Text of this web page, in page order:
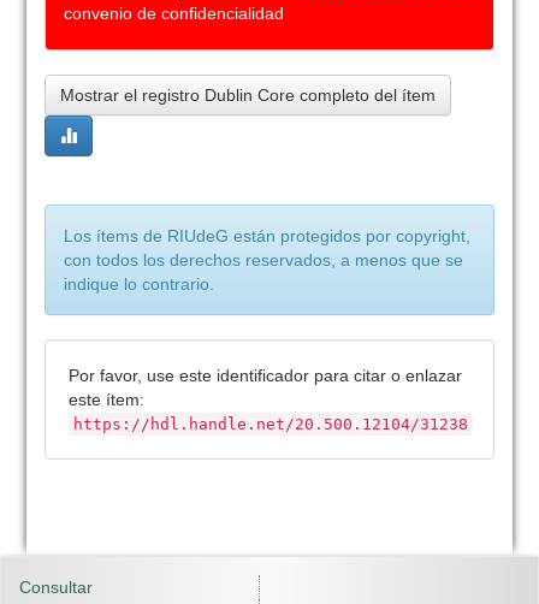
convenio de confidencialidad
Mostrar el registro Dublin Core completo del ítem
Los ítems de RIUdeG están protegidos por copyright,
con todos los derechos reservados, a menos que se
indique lo contrario.
Por favor, use este identificador para citar o enlazar
este ítem:
https://hdl.handle.net/20.500.12104/31238
Consultar